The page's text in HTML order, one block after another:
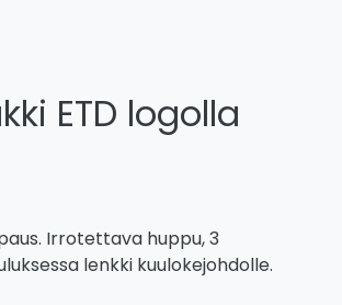
ETD logolla
Irrotettava huppu, 3
lenkki kuulokejohdolle.